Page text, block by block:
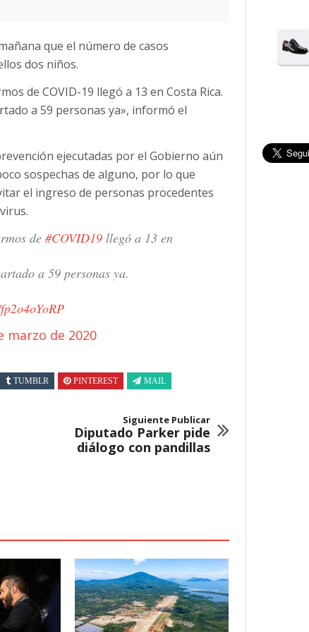
que el número de casos
dos niños.
de COVID-19 llegó a 13 en Costa Rica.
a 59 personas ya», informó el
ejecutadas por el Gobierno aún
sospechas de alguno, por lo que
el ingreso de personas procedentes
de #COVID19 llegó a 13 en
a 59 personas ya.
marzo de 2020
TUMBLR PINTEREST MAIL
Siguiente Publicar
Diputado Parker pide
diálogo con pandillas